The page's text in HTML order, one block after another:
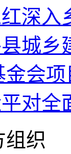
深入
城乡
金会
对全
组织